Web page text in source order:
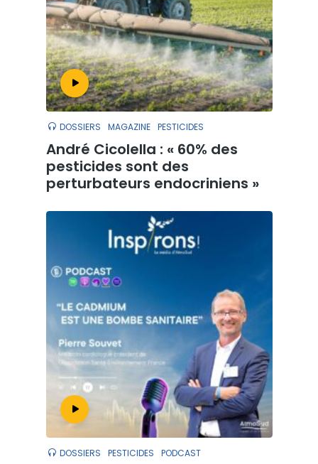
DOSSIERS MAGAZINE PESTICIDES
André Cicolella : « 60% des
pesticides sont des
perturbateurs endocriniens »
DOSSIERS PESTICIDES PODCAST